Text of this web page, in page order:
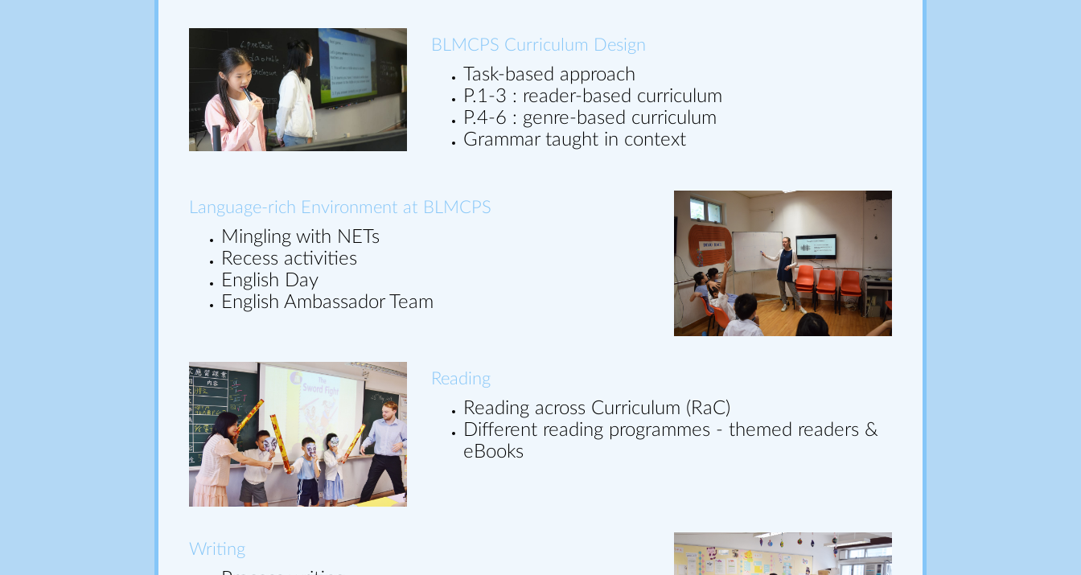
BLMCPS Curriculum Design
ask-based approach
P.1-3 : reader-based curriculum
P.4-6 : genre-based curriculum
Grammar taught in context
Language-rich Environment at BLMCPS
Mingling with NETs
Recess activities
English Day
English Ambassador Team
Reading
Reading across Curriculum (RaC)
Different reading programmes - themed readers &
eBooks
Writing